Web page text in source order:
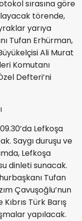
sırasına göre
törende,
yarıya
Tufan Erhürman,
Ali Murat
Komutanı
Defteri’ni
Lefkoşa
Saygı duruşu ve
Lefkoşa
dinleti sunacak.
Tufan
Çavuşoğlu’nun
Türk Barış
yapılacak.